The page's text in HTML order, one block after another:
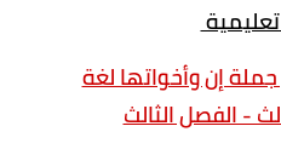
إن وأخواتها لغة
- الفصل الثالث